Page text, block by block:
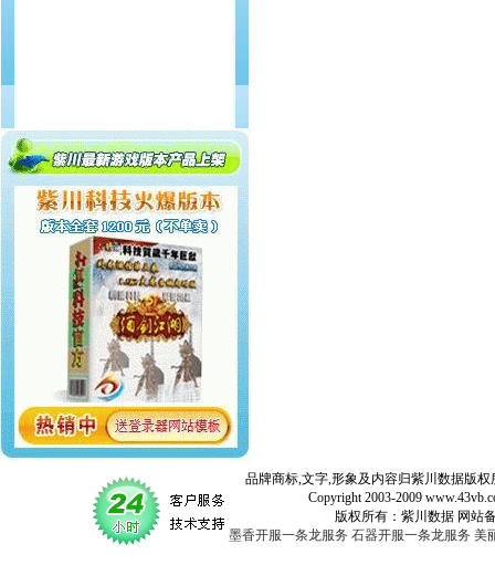
品牌商标,文字,形象及内容归紫川数据版权
Copyright 2003-2009 www.43vb.com
版权所有：紫川数据 网站备案登
墨香开服一条龙服务 石器开服一条龙服务 美